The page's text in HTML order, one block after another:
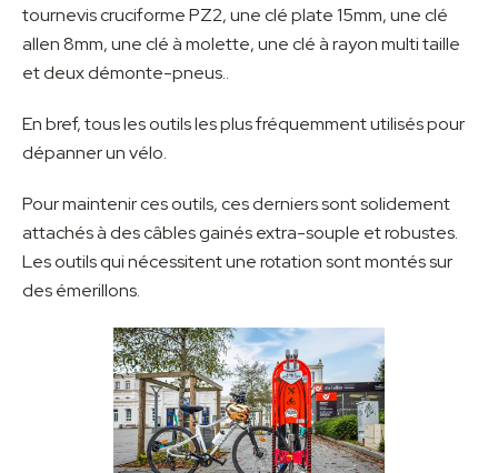
tournevis cruciforme PZ2, une clé plate 15mm, une clé
allen 8mm, une clé à molette, une clé à rayon multi taille
et deux démonte-pneus..
En bref, tous les outils les plus fréquemment utilisés pour
dépanner un vélo.
Pour maintenir ces outils, ces derniers sont solidement
attachés à des câbles gainés extra-souple et robustes.
Les outils qui nécessitent une rotation sont montés sur
des émerillons.